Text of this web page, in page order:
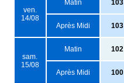
ven.
14/08
Matin 103
Après Midi 103
sam.
15/08
Matin 102
Après Midi 100